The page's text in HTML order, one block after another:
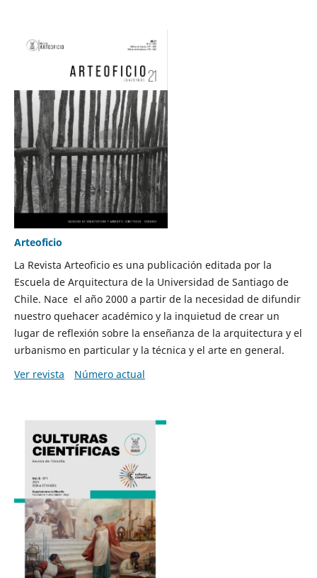
Arteoficio
La Revista Arteoficio es una publicación editada por la
Escuela de Arquitectura de la Universidad de Santiago de
Chile. Nace el año 2000 a partir de la necesidad de difundir
nuestro quehacer académico y la inquietud de crear un
lugar de reflexión sobre la enseñanza de la arquitectura y el
urbanismo en particular y la técnica y el arte en general.
Ver revista
Número actual